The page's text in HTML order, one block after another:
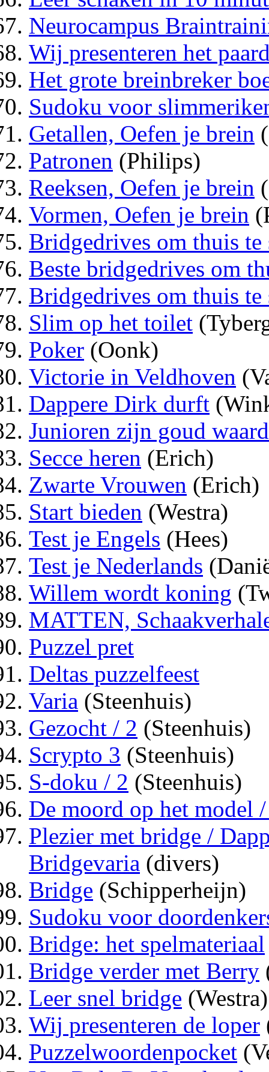
Neurocampus
Wij presenteren het
Het grote breinbreker
Sudoku voor
Getallen, Oefen je brein
Patronen (Philips)
Reeksen, Oefen je brein
Vormen, Oefen je brein
Bridgedrives om thuis te
Beste bridgedrives om
Bridgedrives om thuis te
Slim op het toilet
Poker (Oonk)
Victorie in Veldhoven
Dappere Dirk durft
Junioren zijn goud waard
Secce heren (Erich)
Zwarte Vrouwen (Erich)
Start bieden (Westra)
Test je Engels (Hees)
Test je Nederlands
Willem wordt koning
MATTEN,
Puzzel pret
Deltas puzzelfeest
Varia (Steenhuis)
Gezocht / 2 (Steenhuis)
Scrypto 3 (Steenhuis)
S-doku / 2 (Steenhuis)
De moord op het model
Plezier met bridge /
Bridgevaria (divers)
Bridge (Schipperheijn)
Sudoku voor
Bridge: het spelmateriaal
Bridge verder met Berry
Leer snel bridge (Westra)
Wij presenteren de loper
Puzzelwoordenpocket